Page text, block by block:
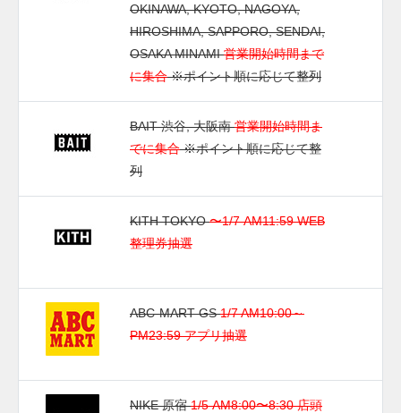
OKINAWA, KYOTO, NAGOYA,
HIROSHIMA, SAPPORO, SENDAI,
OSAKA MINAMI営業開始時間まで
に集合※ポイント順に応じて整列
BAIT 渋谷, 大阪南営業開始時間ま
でに集合※ポイント順に応じて整
列
KITH TOKYO〜1/7 AM11:59 WEB
整理券抽選
ABC-MART GS1/7 AM10:00～
PM23:59 アプリ抽選
NIKE 原宿1/5 AM8:00〜8:30 店頭